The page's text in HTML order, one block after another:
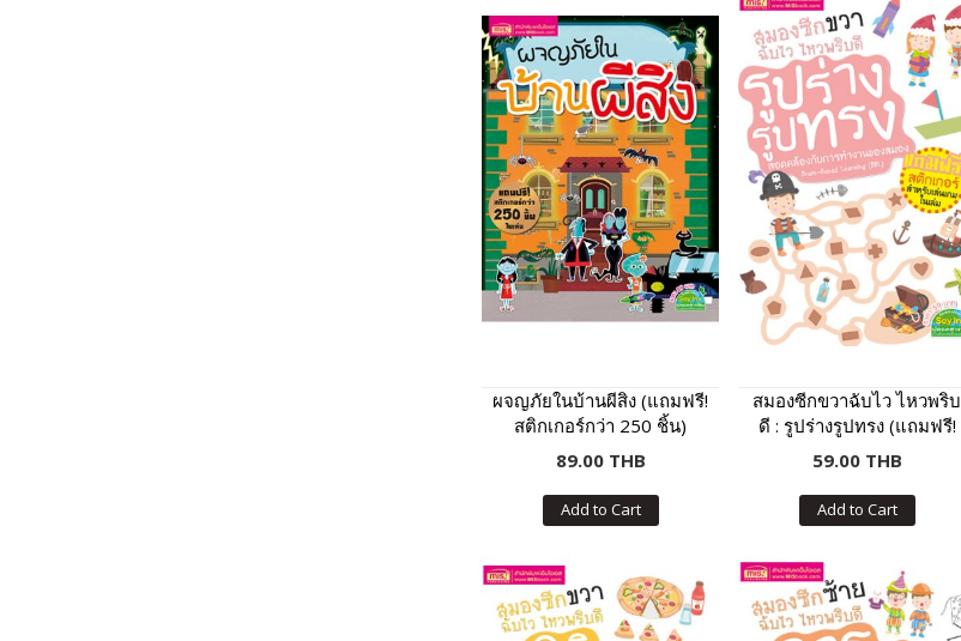
ผจญภัยในบ้านผีสิง (แถมฟรี!
สติกเกอร์กว่า 250 ชิ้น)
89.00 THB
Add to Cart
สมองซีกขวาฉับไว ไหวพริบ
ดี : รูปร่างรูปทรง (แถมฟรี!
สติกเกอร์)
59.00 THB
Add to Cart